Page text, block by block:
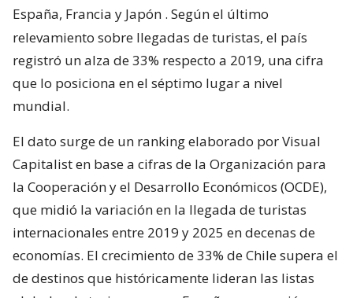
España, Francia y Japón . Según el último
relevamiento sobre llegadas de turistas, el país
registró un alza de 33% respecto a 2019, una cifra
que lo posiciona en el séptimo lugar a nivel
mundial.
El dato surge de un ranking elaborado por Visual
Capitalist en base a cifras de la Organización para
la Cooperación y el Desarrollo Económicos (OCDE),
que midió la variación en la llegada de turistas
internacionales entre 2019 y 2025 en decenas de
economías. El crecimiento de 33% de Chile supera el
de destinos que históricamente lideran las listas